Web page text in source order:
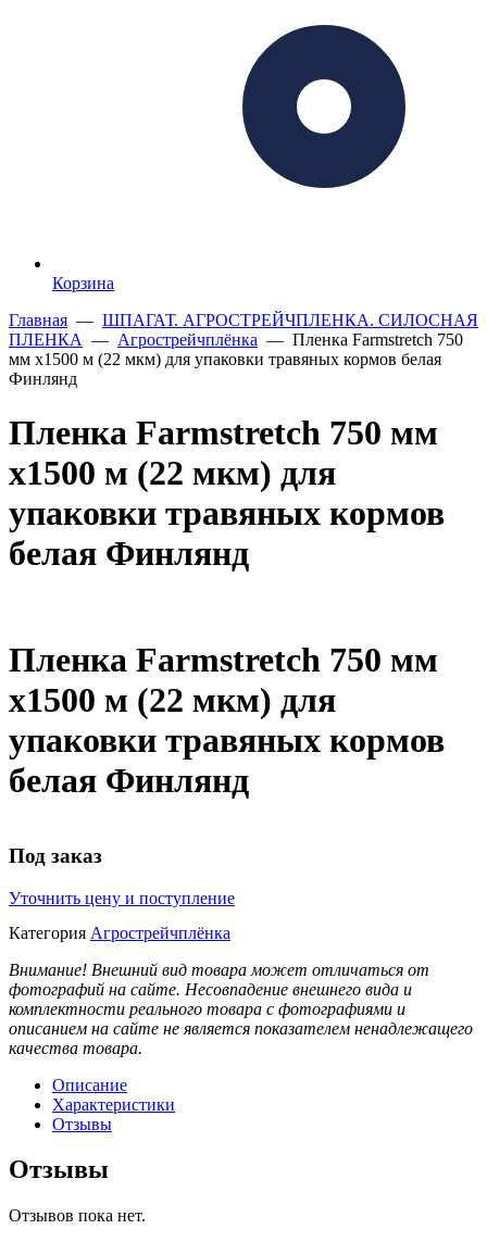
Корзина
Главная — ШПАГАТ. АГРОСТРЕЙЧПЛЕНКА. СИЛОСНАЯ
ПЛЕНКА — Агрострейчплёнка — Пленка Farmstretch 750
мм х1500 м (22 мкм) для упаковки травяных кормов белая
Финлянд
Пленка Farmstretch 750 мм
х1500 м (22 мкм) для
упаковки травяных кормов
белая Финлянд
Пленка Farmstretch 750 мм
х1500 м (22 мкм) для
упаковки травяных кормов
белая Финлянд
Под заказ
Уточнить цену и поступление
Категория Агрострейчплёнка
Внимание! Внешний вид товара может отличаться от
фотографий на сайте. Несовпадение внешнего вида и
комплектности реального товара с фотографиями и
описанием на сайте не является показателем ненадлежащего
качества товара.
Описание
Характеристики
Отзывы
Отзывы
Отзывов пока нет.